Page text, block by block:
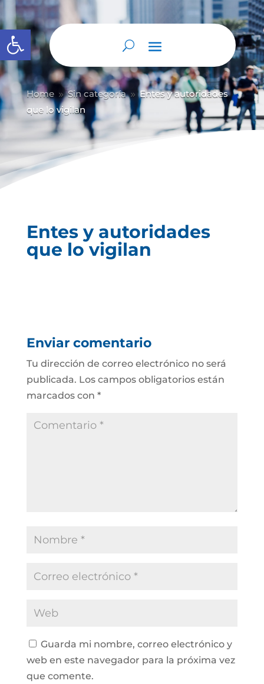
Abrir barra de herramientas
Home 9 Sin categoría 9 Entes y autoridades
que lo vigilan
Entes y autoridades
que lo vigilan
Enviar comentario
Tu dirección de correo electrónico no será
publicada. Los campos obligatorios están
marcados con *
Guarda mi nombre, correo electrónico y
web en este navegador para la próxima vez
que comente.